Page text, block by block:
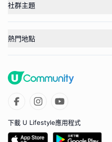
社群主題
熱門地點
下載 U Lifestyle應用程式